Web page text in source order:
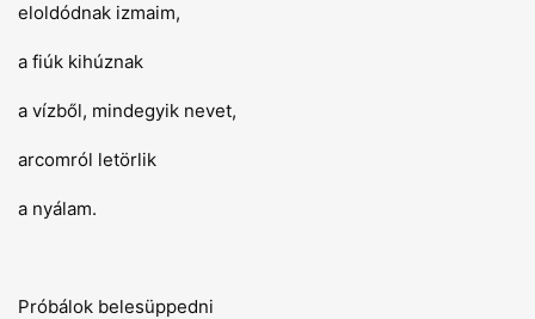
eloldódnak izmaim,
a fiúk kihúznak
a vízből, mindegyik nevet,
arcomról letörlik
a nyálam.
Próbálok belesüppedni